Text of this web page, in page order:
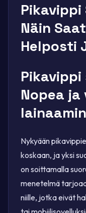
Näin
Helposti
Nopea
Nykyään
koskaan, ja yksi
on soittamalla
menetelmä
niille, jotka eivät